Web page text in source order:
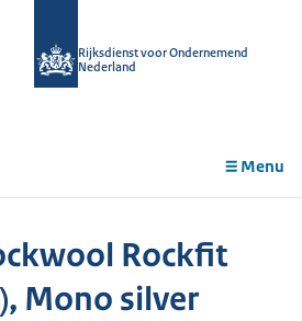
Rijksdienst voor Ondernemend
Nederland
Menu
Rockfit
Mono silver